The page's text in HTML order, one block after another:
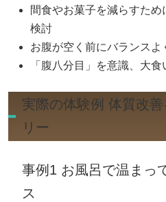
間食やお菓子を減らすた
検討
お腹が空く前にバランスよ
「腹八分目」を意識、大
実際の体験例 体質改
リー
事例1 お風呂で温まっ
ス